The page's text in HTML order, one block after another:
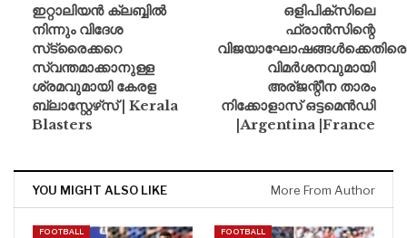
ഇറ്റാലിയൻ ക്ലബ്ബിൽ
നിന്നും വിദേശ
സ്‌ട്രൈക്കറെ
സ്വന്തമാക്കാനുള്ള
ശ്രമവുമായി കേരള
ബ്ലാസ്റ്റേഴ്‌സ് | Kerala
Blasters
ഒളിപിക്‌സിലെ
ഫ്രാൻസിന്റെ
വിജയാഘോഷങ്ങൾക്കെതിരെ
വിമർശനവുമായി
അര്ജന്റീന താരം
നിക്കോളാസ് ഒട്ടമെൻഡി
|Argentina |France
YOU MIGHT ALSO LIKE More From Author
FOOTBALL FOOTBALL